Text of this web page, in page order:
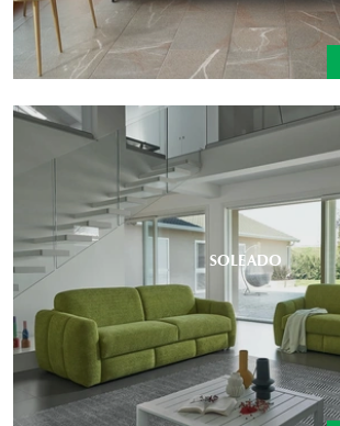
SOLEADO